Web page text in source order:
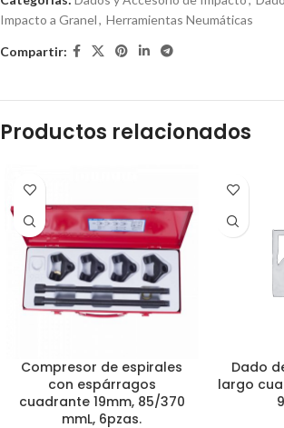
Impacto a Granel, Herramientas Neumáticas
Compartir:
Productos relacionados
Compresor de espirales
con espárragos
cuadrante 19mm, 85/370
mmL, 6pzas.
Dado
largo